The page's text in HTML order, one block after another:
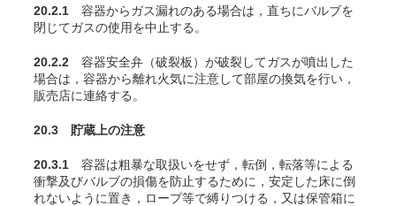
20.2.1 容器からガス漏れのある場合は，直ちにバルブを
閉じてガスの使用を中止する。
20.2.2 容器安全弁（破裂板）が破裂してガスが噴出した
場合は，容器から離れ火気に注意して部屋の換気を行い，
販売店に連絡する。
20.3 貯蔵上の注意
20.3.1 容器は粗暴な取扱いをせず，転倒，転落等による
衝撃及びバルブの損傷を防止するために，安定した床に倒
れないように置き，ロープ等で縛りつける，又は保管箱に